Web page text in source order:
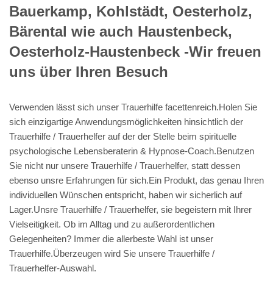
Bauerkamp, Kohlstädt, Oesterholz,
Bärental wie auch Haustenbeck,
Oesterholz-Haustenbeck -Wir freuen
uns über Ihren Besuch
Verwenden lässt sich unser Trauerhilfe facettenreich.Holen Sie
sich einzigartige Anwendungsmöglichkeiten hinsichtlich der
Trauerhilfe / Trauerhelfer auf der der Stelle beim spirituelle
psychologische Lebensberaterin & Hypnose-Coach.Benutzen
Sie nicht nur unsere Trauerhilfe / Trauerhelfer, statt dessen
ebenso unsre Erfahrungen für sich.Ein Produkt, das genau Ihren
individuellen Wünschen entspricht, haben wir sicherlich auf
Lager.Unsre Trauerhilfe / Trauerhelfer, sie begeistern mit Ihrer
Vielseitigkeit. Ob im Alltag und zu außerordentlichen
Gelegenheiten? Immer die allerbeste Wahl ist unser
Trauerhilfe.Überzeugen wird Sie unsere Trauerhilfe /
Trauerhelfer-Auswahl.